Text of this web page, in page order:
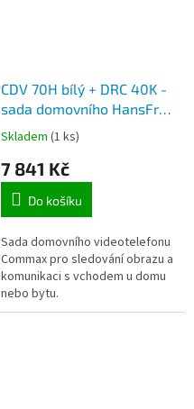
CDV 70H bílý + DRC 40K -
sada domovního HansFree
videotelefonu Commax
pro 1 účastníka, LCD
úhlopříčka 18cm
Skladem (1 ks)
7 841 Kč
Do košíku
Sada domovního videotelefonu
Commax pro sledování obrazu a
komunikaci s vchodem u domu
nebo bytu.